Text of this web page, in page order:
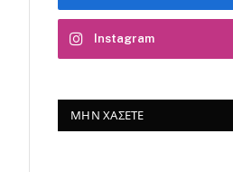
Instagram
ΜΗΝ ΧΆΣΕΤΕ